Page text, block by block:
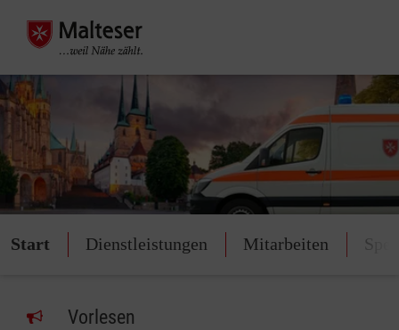
Start Dienstleistungen Mitarbeiten
Vorlesen